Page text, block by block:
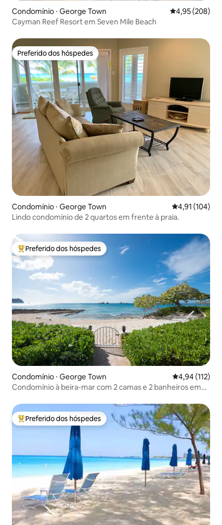
Condomínio ⋅ George Town 4,95 de uma
4,95 (208)
Cayman Reef Resort em Seven Mile Beach
Preferido dos hóspedes
Preferido dos hóspedes
Condomínio ⋅ George Town 4,91 de uma
4,91 (104)
Lindo condomínio de 2 quartos em frente à praia.
Entre os melhores preferidos dos hóspedes
Preferido dos hóspedes
Condomínio ⋅ George Town 4,94 de uma
4,94 (112)
Condomínio à beira-mar com 2 camas e 2 banheiros em
Entre os melhores preferidos dos hóspedes
Preferido dos hóspedes